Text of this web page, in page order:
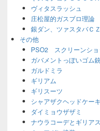
ヴィタスラッシュ
庄松屋的ガスブロ理論
銀ダン、ツァスタバＣ
その他
PSO2 スクリーンショ
ガバメントっぽいゴム
ガルドミラ
ギリアム
ギリスーツ
シャアザクヘッドケーキ
ダイミョウザザミ
ナウラコーデとギリア